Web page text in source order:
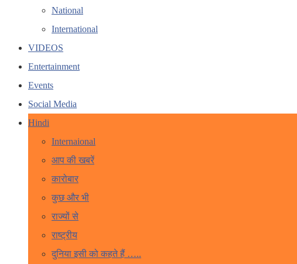
National
International
VIDEOS
Entertainment
Events
Social Media
Hindi
Internaional
आप की खबरें
कारोबार
कुछ और भी
राज्यों से
राष्ट्रीय
दुनिया इसी को कहते हैं …..